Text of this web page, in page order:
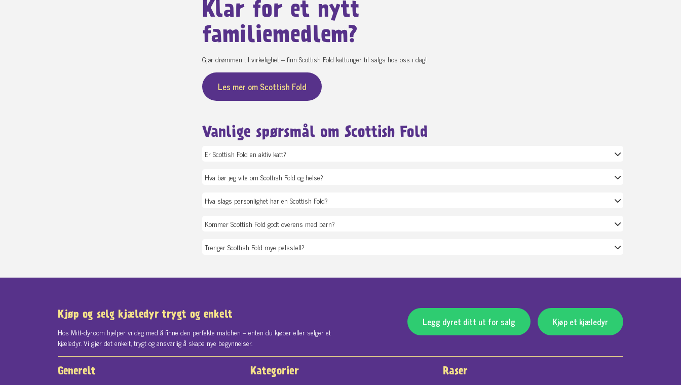
Klar for et nytt
familiemedlem?
Gjør drømmen til virkelighet – finn Scottish Fold kattunger til salgs hos oss i dag!
Les mer om Scottish Fold
Vanlige spørsmål om Scottish Fold
Er Scottish Fold en aktiv katt?
Hva bør jeg vite om Scottish Fold og helse?
Hva slags personlighet har en Scottish Fold?
Kommer Scottish Fold godt overens med barn?
Trenger Scottish Fold mye pelsstell?
Kjøp og selg kjæledyr trygt og enkelt
Hos Mitt-dyr.com hjelper vi deg med å finne den perfekte matchen – enten du kjøper eller selger et
kjæledyr. Vi gjør det enkelt, trygt og ansvarlig å skape nye begynnelser.
Legg dyret ditt ut for salg Kjøp et kjæledyr
Generelt Kategorier Raser